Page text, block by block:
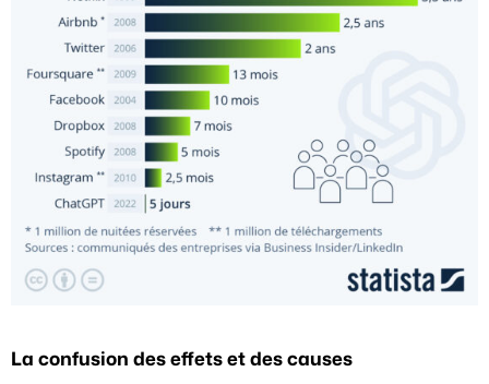
La confusion des effets et des causes